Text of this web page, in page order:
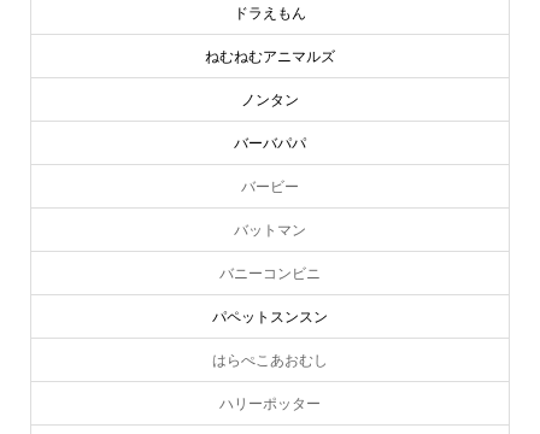
ドラえもん
ねむねむアニマルズ
ノンタン
バーバパパ
バービー
バットマン
バニーコンビニ
パペットスンスン
はらぺこあおむし
ハリーポッター